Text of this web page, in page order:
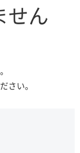
せん
さい。